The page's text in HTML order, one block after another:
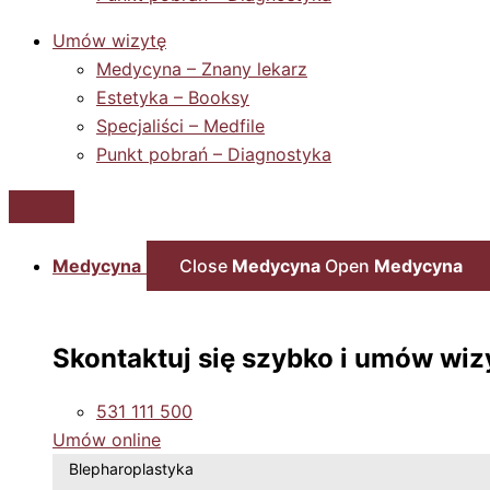
Umów wizytę
Medycyna – Znany lekarz
Estetyka – Booksy
Specjaliści – Medfile
Punkt pobrań – Diagnostyka
Medycyna Close Medycyna Open Medycyna
Skontaktuj się szybko i umów
531 111 500
Umów online
Blepharoplastyka